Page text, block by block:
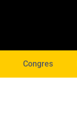
Congres